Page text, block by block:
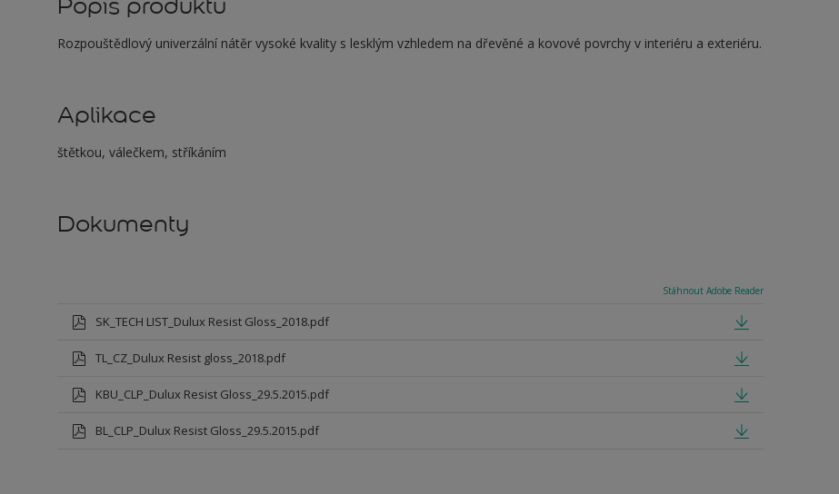
Popis produktu
Rozpouštědlový univerzální nátěr vysoké kvality s lesklým vzhledem na dřevěné a kovové povrchy v interiéru a exteriéru.
Aplikace
štětkou, válečkem, stříkáním
Dokumenty
Stáhnout Adobe Reader
SK_TECH LIST_Dulux Resist Gloss_2018.pdf
TL_CZ_Dulux Resist gloss_2018.pdf
KBU_CLP_Dulux Resist Gloss_29.5.2015.pdf
BL_CLP_Dulux Resist Gloss_29.5.2015.pdf